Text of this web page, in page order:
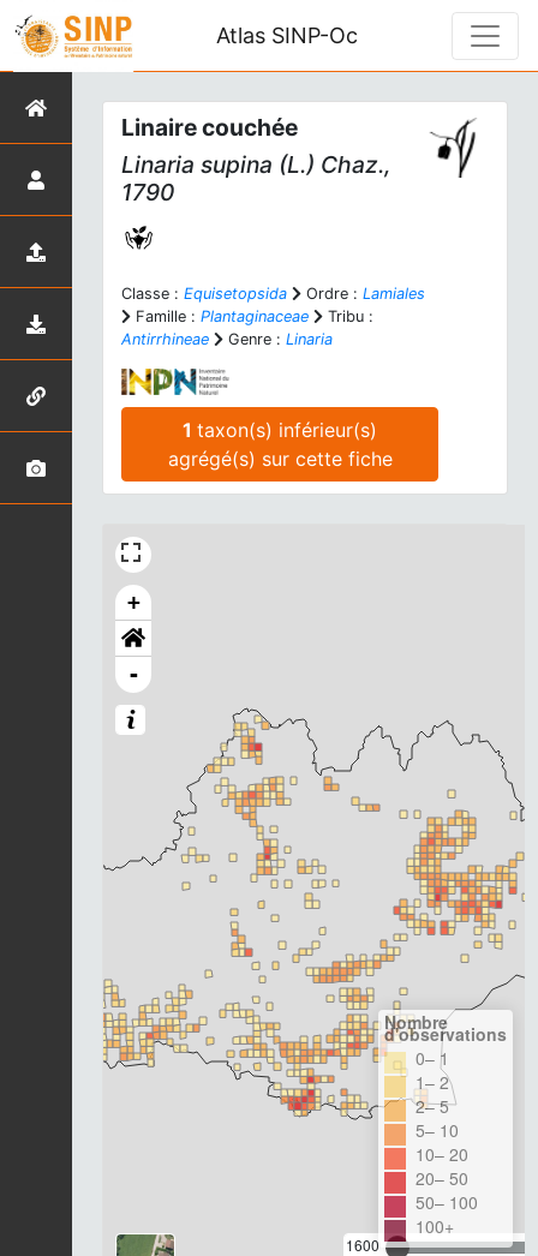
Atlas SINP-Oc
Linaire couchée
Linaria supina (L.) Chaz.,
1790
Classe : Equisetopsida Ordre : Lamiales
Famille : Plantaginaceae
Tribu :
Antirrhineae
Genre : Linaria
1taxon(s) inférieur(s)
agrégé(s) sur cette fiche
+
-
1600
Nombre
d'observations
0– 1
1– 2
2– 5
5– 10
10– 20
20– 50
50– 100
100+